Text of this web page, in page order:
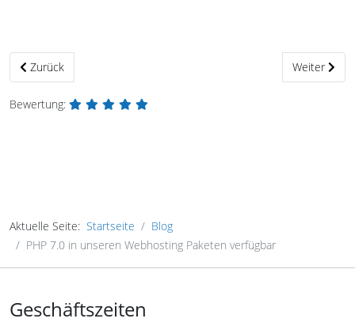
Vorheriger Beitrag: Windows 10 Update ohne Symbol und erste
Zurück Nächster
Weiter
Bewertung:
Aktuelle Seite: Startseite
Blog
PHP 7.0 in unseren Webhosting Paketen verfügbar
Geschäftszeiten